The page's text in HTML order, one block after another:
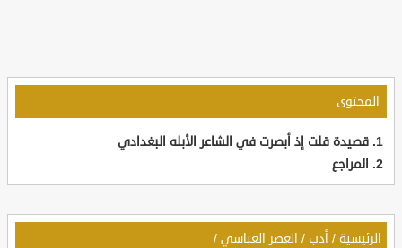
المحتوى
قصيدة قلت إذ أبصرت في الشاعر الأبله البغدادي
المراجع
الرئيسية / أدب / العصر العباسي /